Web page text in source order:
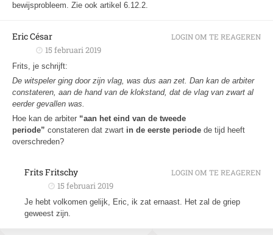
bewijsprobleem. Zie ook artikel 6.12.2.
Eric César
15 februari 2019
Frits, je schrijft:
De witspeler ging door zijn vlag, was dus aan zet. Dan kan de arbiter
constateren, aan de hand van de klokstand, dat de vlag van zwart al
eerder gevallen was.
Hoe kan de arbiter “aan het eind van de tweede
periode” constateren dat zwart in de eerste periode de tijd heeft
overschreden?
LOGIN OM TE REAGEREN
Frits Fritschy
15 februari 2019
Je hebt volkomen gelijk, Eric, ik zat ernaast. Het zal de griep
geweest zijn.
LOGIN OM TE REAGEREN